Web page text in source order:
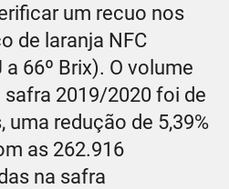
um recuo nos
de laranja NFC
66º Brix). O volume
2019/2020 foi de
uma redução de 5,39%
as 262.916
na safra